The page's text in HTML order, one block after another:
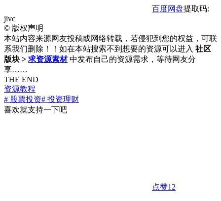
百度网盘提取码:
jivc
© 版权声明
本站内容来源网友投稿或网络转载，若侵犯到您的权益，可联
系我们删除！！如在本站搜索不到想要的资源可以进入 社区
版块 > 求资源素材 中发布自己的资源需求，等待网友分
享……
THE END
资源教程
# 股票投资# 投资理财
喜欢就支持一下吧
点赞12